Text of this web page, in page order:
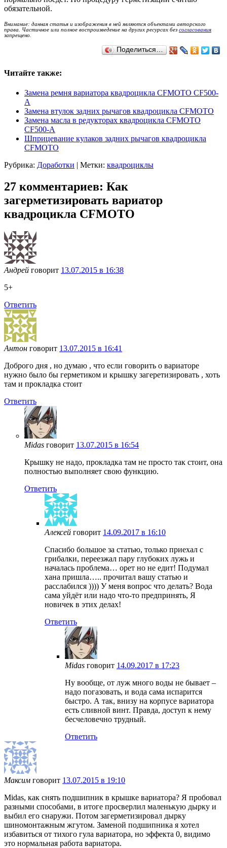
обязательной.
Внимание: данная статья и изображения в ней являются объектами авторского
права. Частичное или полное воспроизведение на других ресурсах без согласования
запрещено.
Поделиться…
Читайте также:
Замена ремня вариатора квадроцикла CFMOTO CF500-
A
Замена втулок задних рычагов квадроцикла CFMOTO
Замена масла в редукторах квадроцикла CFMOTO
CF500-A
Шприцевание кулаков задних рычагов квадроцикла
CFMOTO
Рубрика: Доработки | Метки: квадроциклы
27 комментариев: Как
загерметизировать вариатор
квадроцикла CFMOTO
Андрей говорит 13.07.2015 в 16:38
5+
Ответить
Антон говорит 13.07.2015 в 16:41
Доброго дня , но думаю , что если говорить о вариаторе
нужно было бы герметиком и крышку загеретизировать , хоть
там и прокладка стоит
Ответить
Midas говорит 13.07.2015 в 16:54
Крышку не надо, прокладка там не просто так стоит, она
полностью выполняет свою функцию.
Ответить
Алексей говорит 14.09.2017 в 16:10
Спасибо большое за статью, только приехал с
грибалки, переезжал пару глубоких лужь и
началась проблема… орет но не едит! Подумал
хана пришла….. прочитал вашу статью и
расслабился )))) У меня вопрос что делать? Вода
сама уйдёт или надо что-то предпринять, Я
новичек в этих делах!
Ответить
Midas говорит 14.09.2017 в 17:23
Ну вообще, от луж много воды не бывает –
надо погазовать, и вода сама испарится
быстро. А так, внизу на корпусе вариатора
есть сливной винт. Правда, доступ к нему
бесчеловечно трудный.
Ответить
Максим говорит 13.07.2015 в 19:10
Midas, как снять подшипник в крышке вариатора? Я пробовал
разными способами, в итоге просверлил маленькую дырку и
выбил его снаружи. Потом загерметизировал дырку
шиномонтажным жгутом. Заменой подшипника я хотел
избавиться от тихого гула вариатора, но эффекта 0, видимо
это нормальная работа вариатора.